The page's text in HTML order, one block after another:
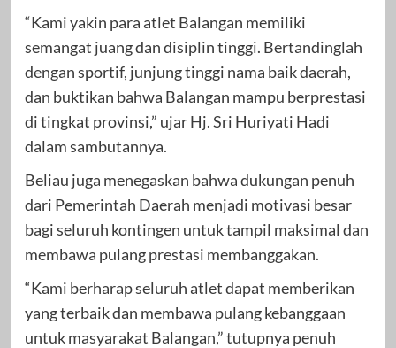
“Kami yakin para atlet Balangan memiliki
semangat juang dan disiplin tinggi. Bertandinglah
dengan sportif, junjung tinggi nama baik daerah,
dan buktikan bahwa Balangan mampu berprestasi
di tingkat provinsi,” ujar Hj. Sri Huriyati Hadi
dalam sambutannya.
Beliau juga menegaskan bahwa dukungan penuh
dari Pemerintah Daerah menjadi motivasi besar
bagi seluruh kontingen untuk tampil maksimal dan
membawa pulang prestasi membanggakan.
“Kami berharap seluruh atlet dapat memberikan
yang terbaik dan membawa pulang kebanggaan
untuk masyarakat Balangan,” tutupnya penuh